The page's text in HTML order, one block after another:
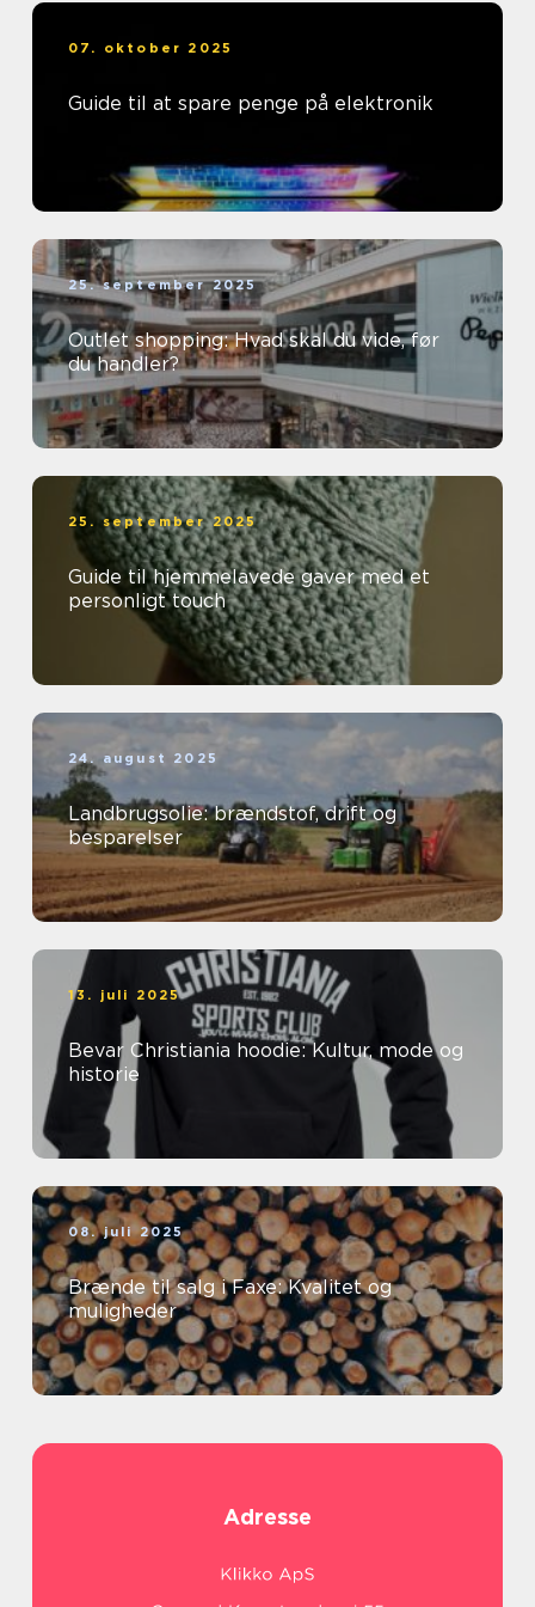
07. oktober 2025
Guide til at spare penge på elektronik
25. september 2025
Outlet shopping: Hvad skal du vide, før
du handler?
25. september 2025
Guide til hjemmelavede gaver med et
personligt touch
24. august 2025
Landbrugsolie: brændstof, drift og
besparelser
13. juli 2025
Bevar Christiania hoodie: Kultur, mode og
historie
08. juli 2025
Brænde til salg i Faxe: Kvalitet og
muligheder
Adresse